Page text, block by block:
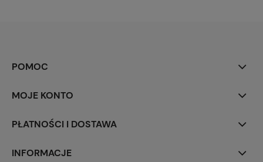
POMOC
MOJE KONTO
PŁATNOŚCI I DOSTAWA
INFORMACJE